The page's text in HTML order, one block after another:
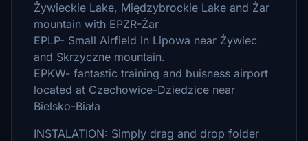
Żywieckie Lake, Międzybrockie Lake and Żar
mountain with EPZR-Żar
EPLP- Small Airfield in Lipowa near Żywiec
and Skrzyczne mountain.
EPKW- fantastic training and buisness airport
located at Czechowice-Dziedzice near
Bielsko-Biała
INSTALATION: Simply drag and drop folder